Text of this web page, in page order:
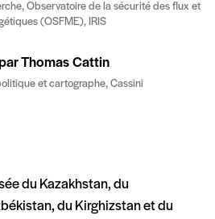
Observatoire de la sécurité des flux et
(OSFME), IRIS
Thomas Cattin
et cartographe, Cassini
du Kazakhstan, du
du Kirghizstan et du